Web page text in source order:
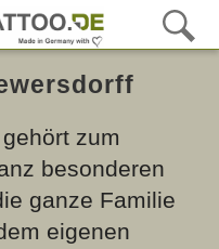
zum
besonderen
ganze Familie
eigenen